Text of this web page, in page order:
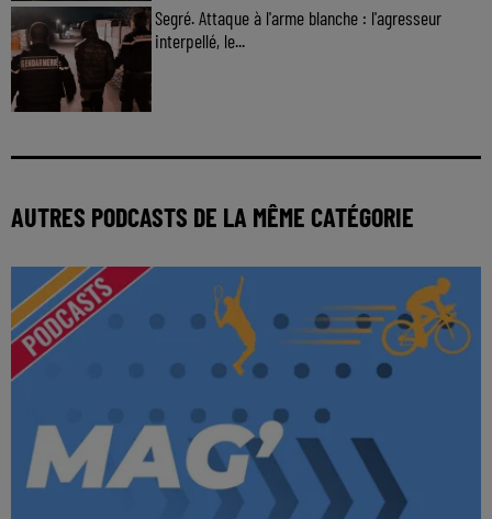
Segré. Attaque à l'arme blanche : l'agresseur
interpellé, le...
AUTRES PODCASTS DE LA MÊME CATÉGORIE